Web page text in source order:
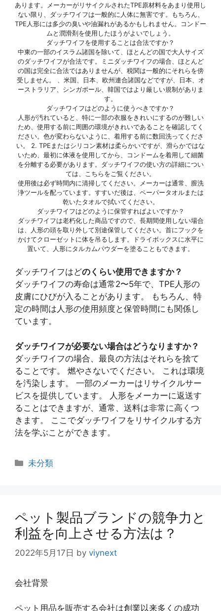
あります。メーカーがリサイクルされたTPE原材料をあまり使用し
ない限り、ダッチワイフは一般的に人体に無害です。もちろん、
TPE人形には多少の臭いや油漏れがあるかもしれません。コンドー
ムと潤滑剤を使用したほうがよいでしょう。
ダッチワイフを使用することは合法ですか？
中東の一部のイスラム諸国を除いて、ほとんどの国で大人サイズ
のダッチワイフが合法です。ミニダッチワイフの場合、ほとんど
の国は完全に合法ではありませんが、税関は一般的にそれらを傍
受しません。 、米国、日本、欧州連合諸国などですが、日本、オ
ーストラリア、シンガポール、韓国ではより厳しい規制がありま
す。
ダッチワイフはどのように使うべきですか？
人形が汚れていると、特に一部の衣服をきれいにするのが難しい
ため、使用する前に周囲の環境がきれいであることを確認してく
ださい。色が変わらないように、着用する前に数回洗ってくださ
い。 2. TPEまたはシリコン素材は柔らかいですが、滑らかではな
いため、最初に体液を使用してから、コンドームを着用して細菌
を分離する必要があります。ダッチワイフの使い方の詳細につい
ては、こちらをご覧ください。
使用後は必ず時間内に清掃してください。メーカーは通常、膣洗
浄ツールを配っています。すすいだ後は、ペーパータオルまたは
乾いたタオルで拭いてください。
ダッチワイフはどのように保管すればよいですか？
ダッチワイフは老朽化した商品ですので、長期間使用しない場合
は、人形の頭を取り外して別途保管してください。首にフックを
かけてクローゼットに体を吊るします。ドライボックスに水平に
置いて、人形にタルカムパウダーを塗ることもできます。
ダッチワイフはどのくらい使用できますか？
ダッチワイフの寿命は通常2〜5年で、TPE人形の
皮膚にひびが入ることがあります。 もちろん、特
定の時間は人形の使用頻度と保管時間にも関係し
ています。
ダッチワイフが必要ない場合はどうなりますか？
ダッチワイフの場合、最良の方法はそれらを捨て
ることです。 燃やさないでください。 これは環境
を汚染します。 一部のメーカーはリサイクルサー
ビスを提供しています。 人形をメーカーに返送す
ることはできますが、通常、送料は非常に高くつ
きます。 ここでダッチワイフをリサイクルする方
法を学ぶことができます。
カ
未分類
ペット製品ブランドの競争力と
利益を向上させる方法は？
2022年5月17日 by viynext
会社背景
ペット用品を販売する会社は創業以来多くの成功